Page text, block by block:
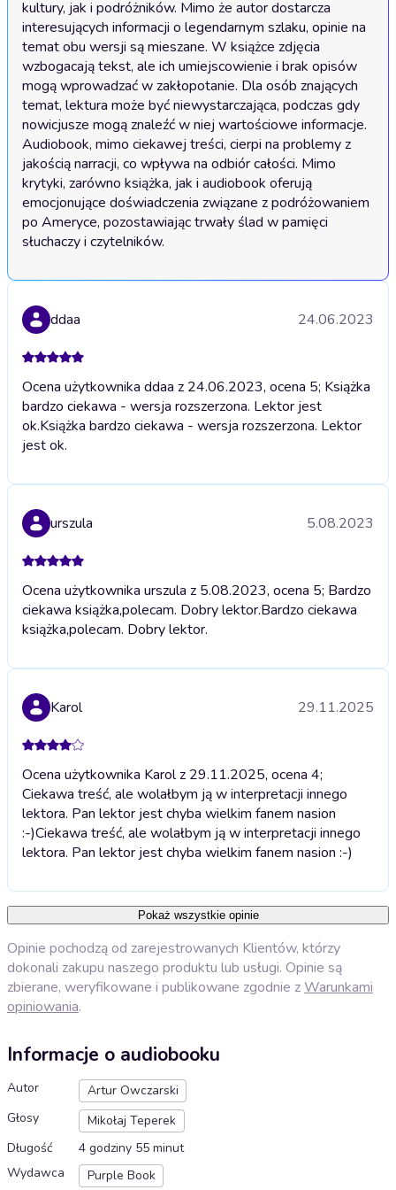
kultury, jak i podróżników. Mimo że autor dostarcza
interesujących informacji o legendarnym szlaku, opinie na
temat obu wersji są mieszane. W książce zdjęcia
wzbogacają tekst, ale ich umiejscowienie i brak opisów
mogą wprowadzać w zakłopotanie. Dla osób znających
temat, lektura może być niewystarczająca, podczas gdy
nowicjusze mogą znaleźć w niej wartościowe informacje.
Audiobook, mimo ciekawej treści, cierpi na problemy z
jakością narracji, co wpływa na odbiór całości. Mimo
krytyki, zarówno książka, jak i audiobook oferują
emocjonujące doświadczenia związane z podróżowaniem
po Ameryce, pozostawiając trwały ślad w pamięci
słuchaczy i czytelników.
ddaa 24.06.2023
Ocena użytkownika ddaa z 24.06.2023, ocena 5; Książka
bardzo ciekawa - wersja rozszerzona. Lektor jest
ok.Książka bardzo ciekawa - wersja rozszerzona. Lektor
jest ok.
urszula 5.08.2023
Ocena użytkownika urszula z 5.08.2023, ocena 5; Bardzo
ciekawa książka,polecam. Dobry lektor.Bardzo ciekawa
książka,polecam. Dobry lektor.
Karol 29.11.2025
Ocena użytkownika Karol z 29.11.2025, ocena 4;
Ciekawa treść, ale wolałbym ją w interpretacji innego
lektora. Pan lektor jest chyba wielkim fanem nasion
:-)Ciekawa treść, ale wolałbym ją w interpretacji innego
lektora. Pan lektor jest chyba wielkim fanem nasion :-)
Pokaż wszystkie opinie
Opinie pochodzą od zarejestrowanych Klientów, którzy
dokonali zakupu naszego produktu lub usługi. Opinie są
zbierane, weryfikowane i publikowane zgodnie zWarunkami
opiniowania.
Informacje o audiobooku
Autor
Artur Owczarski
Głosy
Mikołaj Teperek
Długość
4 godziny 55 minut
Wydawca
Purple Book